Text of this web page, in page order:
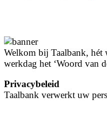
Welkom bij Taalbank, hét
werkdag het ‘Woord van
Privacybeleid
Taalbank verwerkt uw